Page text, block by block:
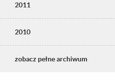
2011
2010
zobacz pełne archiwum